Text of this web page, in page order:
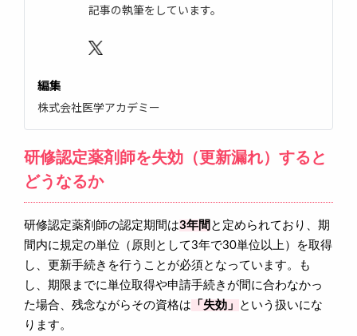
記事の執筆をしています。
編集
株式会社医学アカデミー
研修認定薬剤師を失効（更新漏れ）すると
どうなるか
研修認定薬剤師の認定期間は3年間 と定められており、期
間内に規定の単位（原則として3年で30単位以上）を取得
し、更新手続きを行うことが必須となっています。も
し、期限までに単位取得や申請手続きが間に合わなかっ
た場合、残念ながらその資格は 「失効」
という扱いにな
ります。